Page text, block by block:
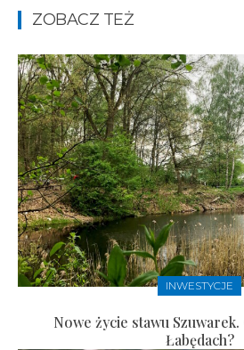
ZOBACZ TEŻ
INWESTYCJE
Nowe życie stawu
Łabędach?